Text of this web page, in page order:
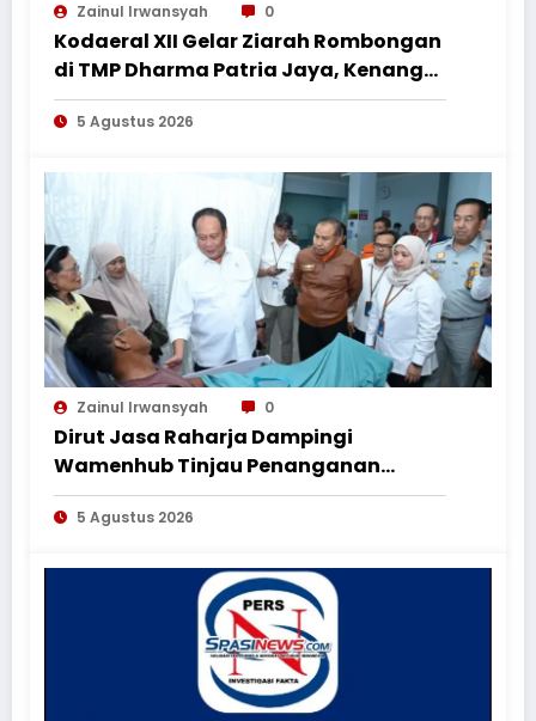
Zainul Irwansyah 0
Kodaeral XII Gelar Ziarah Rombongan
di TMP Dharma Patria Jaya, Kenang
Jasa Pahlawan dalam Peringatan
HUT ke-1
5 Agustus 2026
Zainul Irwansyah 0
Dirut Jasa Raharja Dampingi
Wamenhub Tinjau Penanganan
Korban KM Mutiara Sentosa II di RS
PHC Surabaya
5 Agustus 2026